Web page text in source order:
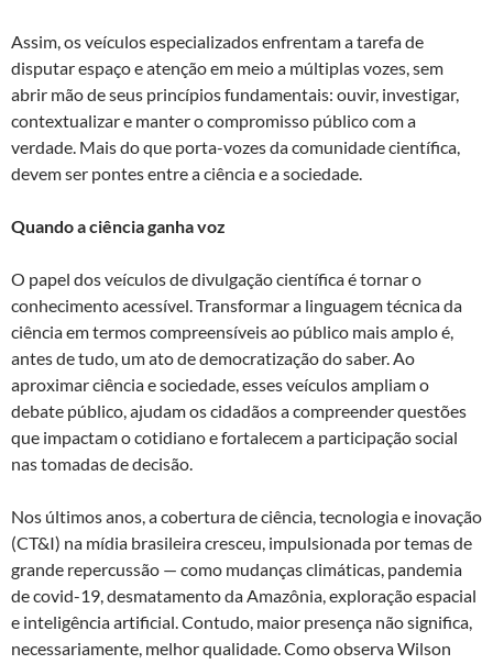
Assim, os veículos especializados enfrentam a tarefa de
disputar espaço e atenção em meio a múltiplas vozes, sem
abrir mão de seus princípios fundamentais: ouvir, investigar,
contextualizar e manter o compromisso público com a
verdade. Mais do que porta-vozes da comunidade científica,
devem ser pontes entre a ciência e a sociedade.
Quando a ciência ganha voz
O papel dos veículos de divulgação científica é tornar o
conhecimento acessível. Transformar a linguagem técnica da
ciência em termos compreensíveis ao público mais amplo é,
antes de tudo, um ato de democratização do saber. Ao
aproximar ciência e sociedade, esses veículos ampliam o
debate público, ajudam os cidadãos a compreender questões
que impactam o cotidiano e fortalecem a participação social
nas tomadas de decisão.
Nos últimos anos, a cobertura de ciência, tecnologia e inovação
(CT&I) na mídia brasileira cresceu, impulsionada por temas de
grande repercussão — como mudanças climáticas, pandemia
de covid-19, desmatamento da Amazônia, exploração espacial
e inteligência artificial. Contudo, maior presença não significa,
necessariamente, melhor qualidade. Como observa Wilson